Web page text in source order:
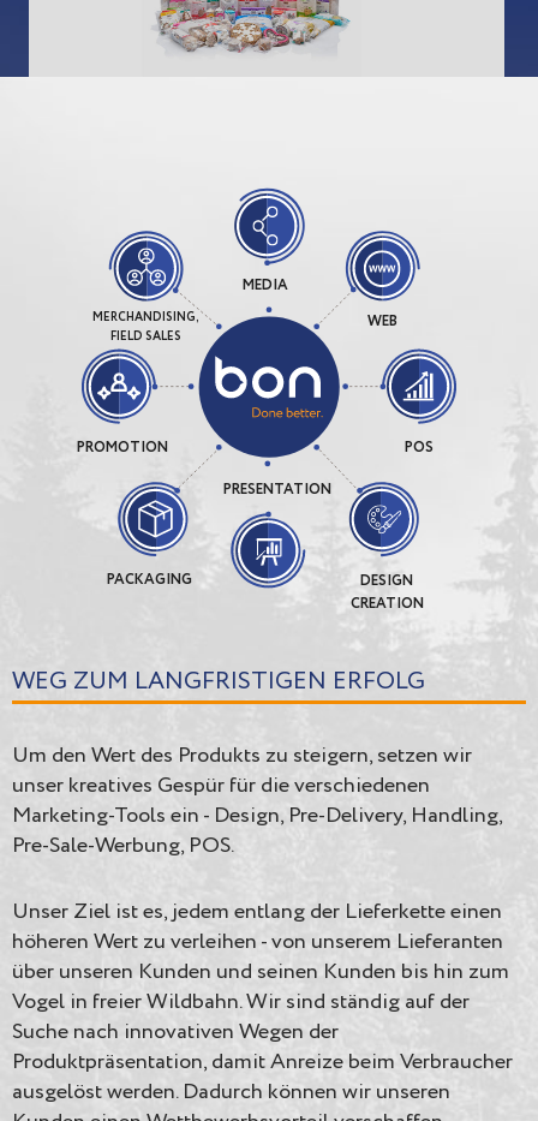
MEDIA
MERCHANDISING,
FIELD SALES
PROMOTION
PACKAGING
DESIGN
CREATION
POS
WEB
PRESENTATION
WEG ZUM LANGFRISTIGEN ERFOLG
Um den Wert des Produkts zu steigern, setzen wir
unser kreatives Gespür für die verschiedenen
Marketing-Tools ein - Design, Pre-Delivery, Handling,
Pre-Sale-Werbung, POS.
Unser Ziel ist es, jedem entlang der Lieferkette einen
höheren Wert zu verleihen - von unserem Lieferanten
über unseren Kunden und seinen Kunden bis hin zum
Vogel in freier Wildbahn. Wir sind ständig auf der
Suche nach innovativen Wegen der
Produktpräsentation, damit Anreize beim Verbraucher
ausgelöst werden. Dadurch können wir unseren